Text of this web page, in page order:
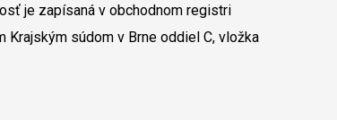
je zapísaná v obchodnom registri
Krajským súdom v Brne oddiel C, vložka